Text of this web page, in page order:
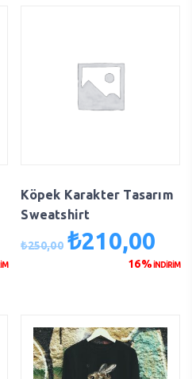
Köpek Karakter Tasarım
Sweatshirt
₺250,00 Orijinal
₺210,00
16%İNDİRİM